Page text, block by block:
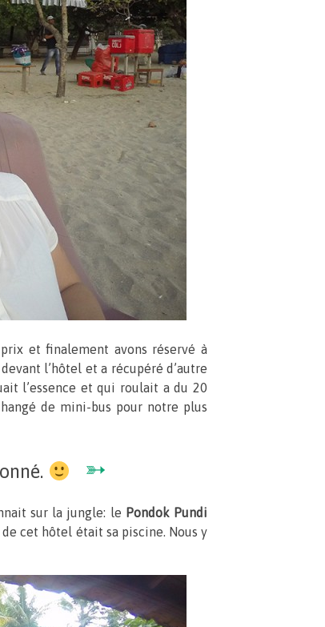
et finalement avons réservé à
l’hôtel et a récupéré d’autre
l’essence et qui roulait a du 20
de mini-bus pour notre plus
➳
sur la jungle: le Pondok Pundi
cet hôtel était sa piscine. Nous y